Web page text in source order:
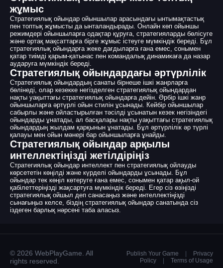
жұмыс
Стратегиялық ойындар ойыншылар арасындағы ынтымақтастық
пен топтық жұмысты да ынталандырады. Онлайн көп ойыншы
режимдері ойыншыларға одақтар құруға, стратегияларды бөлісуге
және ортақ мақсаттарға бірге жұмыс істеуге мүмкіндік береді. Бұл
стратегиялық ойындарға жеке дағдыларға ғана емес, сонымен
қатар тиімді қарым-қатынас пен командалық динамикаға да назар
аударуға мүмкіндік береді.
Стратегиялық ойындардағы әртүрлілік
Стратегиялық ойындардың санаты бірнеше ішкі жанрларға
бөлінеді, олар кезекке негізделген стратегиялық ойындардан
нақты уақыттағы стратегиялық ойындарға дейін. Әрбір ішкі жанр
ойыншыларға әртүрлі ойын стилін ұсынады. Кейбір ойыншылар
сабырлы және ойластырылған тәсілді ұсынатын кезек негізіндегі
ойындарды ұнатады, ал басқалары нақты уақыттағы стратегиялық
ойындардың жылдам қарқынын ұнатады. Бұл әртүрлілік әр түрлі
қалауы мен ойын мәнері бар ойыншыларға ұнайды.
Стратегиялық ойындар арқылы
интеллектіңізді жетілдіріңіз
Стратегиялық ойындар интеллект пен стратегиялық ойлауды
көрсететін көңілді және күрделі ойындарды ұсынады. Бұл
ойындар тек көңіл көтеруге ғана емес, сонымен қатар ақыл-ой
қабілеттеріңізді жақсартуға мүмкіндік береді. Егер сіз өзіңізді
стратегиялық ойшыл деп санасаңыз және интеллектіңізді
сынағыңыз келсе, біздің стратегиялық ойындар санатында сіз
іздеген барлық нәрсені таба аласыз.
© 2026 WebPlayGame. All
rights reserved.
Publish Your Game
Privacy
Policy
Terms of Usage